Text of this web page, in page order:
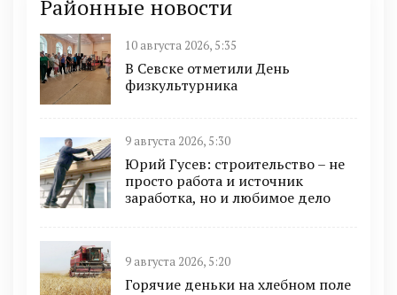
Районные новости
10 августа 2026, 5:35
В Севске отметили День
физкультурника
9 августа 2026, 5:30
Юрий Гусев: строительство – не
просто работа и источник
заработка, но и любимое дело
9 августа 2026, 5:20
Горячие деньки на хлебном поле